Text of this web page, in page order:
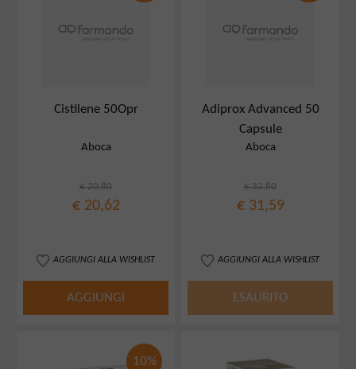
Cistilene 50Opr
Aboca
€ 20,80
€ 20,62
AGGIUNGI ALLA WISHLIST
AGGIUNGI
Adiprox Advanced 50
Capsule
Aboca
€ 32,80
€ 31,59
AGGIUNGI ALLA WISHLIST
ESAURITO
10%